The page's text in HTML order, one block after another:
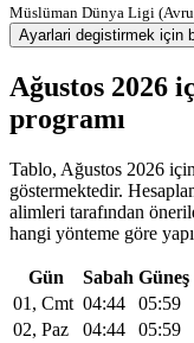
Müslüman Dünya Ligi
Ayarlari degistirmek için
Ağustos 2026
programı
Tablo, Ağustos 2026
göstermektedir.
alimleri tarafından
hangi yönteme göre
Gün Sabah Güneş
01, Cmt 04:44 05:59
02, Paz
04:44 05:59